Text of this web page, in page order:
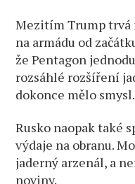
Mezitím Trump trvá
na armádu od
že Pentagon
rozsáhlé rozšíření
dokonce mělo smysl.
Rusko naopak také
výdaje na obranu.
jaderný arzenál, a
noviny.